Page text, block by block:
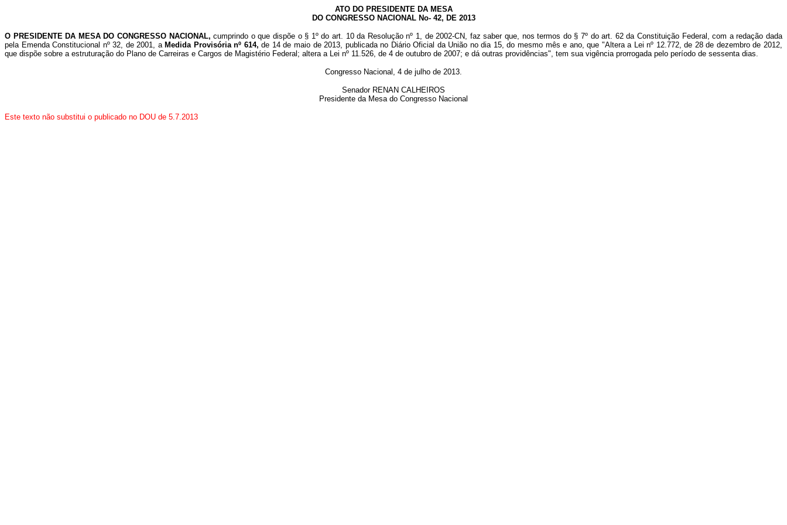
ATO DO PRESIDENTE DA MESA
DO CONGRESSO NACIONAL No- 42, DE 2013
O PRESIDENTE DA MESA DO CONGRESSO NACIONAL,cumprindo o que dispõe o § 1º do art. 10 da Resolução nº 1, de 2002-CN, faz saber que, nos termos do § 7º do art. 62 da Constituição Federal, com a redação dada
pela Emenda Constitucional nº 32, de 2001, a Medida Provisória nº 614,de 14 de maio de 2013, publicada no Diário Oficial da União no dia 15, do mesmo mês e ano, que "Altera a Lei nº 12.772, de 28 de dezembro de 2012,
que dispõe sobre a estruturação do Plano de Carreiras e Cargos de Magistério Federal; altera a Lei nº 11.526, de 4 de outubro de 2007; e dá outras providências", tem sua vigência prorrogada pelo período de sessenta dias.
Congresso Nacional, 4 de julho de 2013.
Senador RENAN CALHEIROS
Presidente da Mesa do Congresso Nacional
Este texto não substitui o publicado no DOU de 5.7.2013